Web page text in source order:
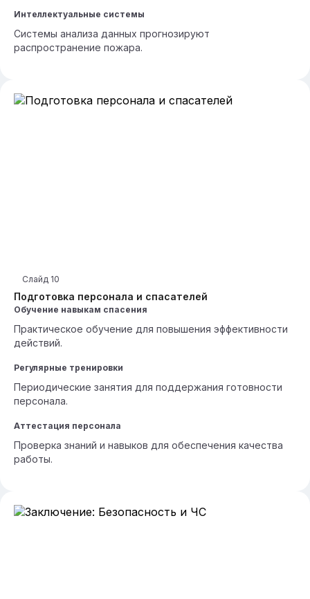
Интеллектуальные системы
Системы анализа данных прогнозируют
распространение пожара.
Подготовка персонала и спасателей
Слайд 10
Обучение навыкам спасения
Практическое обучение для повышения эффективности
действий.
Регулярные тренировки
Периодические занятия для поддержания готовности
персонала.
Аттестация персонала
Проверка знаний и навыков для обеспечения качества
работы.